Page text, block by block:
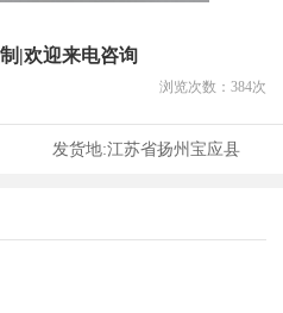
|欢迎来电咨询
浏览次数： 384次
发货地:江苏省扬州宝应县